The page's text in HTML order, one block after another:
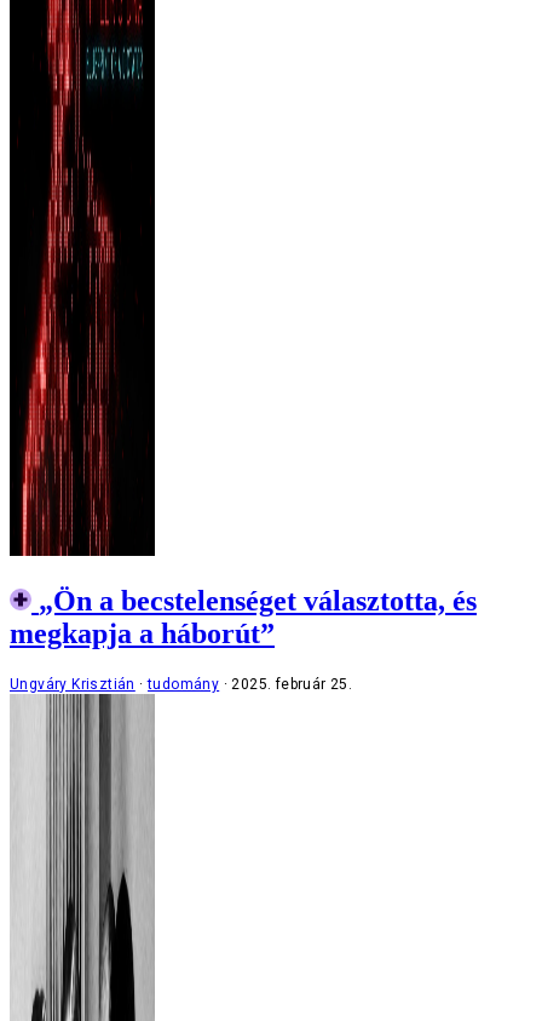
„Ön a becstelenséget választotta, és
megkapja a háborút”
Ungváry Krisztián tudomány 2025. február 25.